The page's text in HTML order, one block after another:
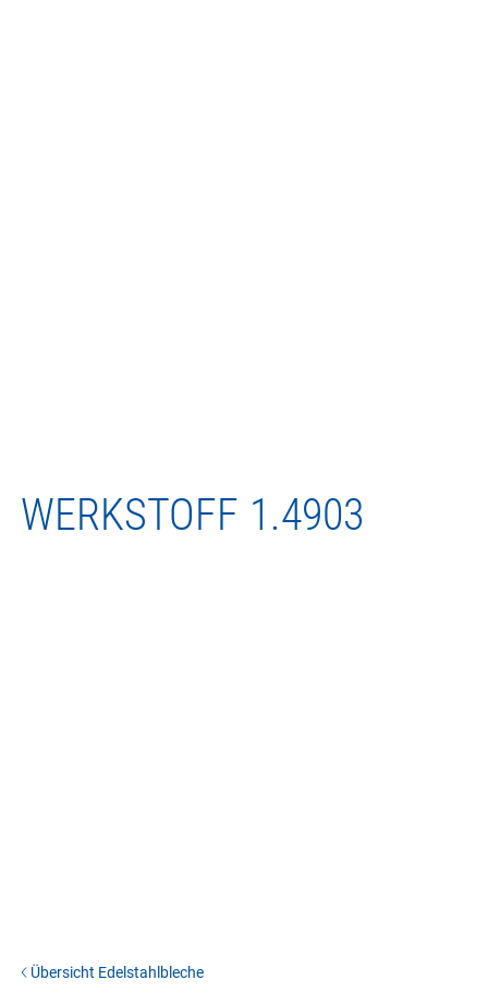
WERKSTOFF 1.4903
Übersicht Edelstahlbleche